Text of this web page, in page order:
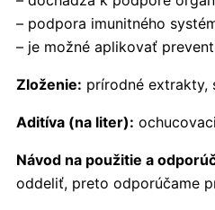
– podpora imunitného
– je možné aplikovať
Zloženie: prírodné extrakty,
Aditíva (na liter):
Návod na použitie a
oddeliť, preto odporúčame